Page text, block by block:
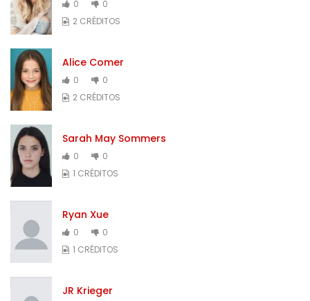
0
0
2 CRÉDITOS
Alice Comer
0
0
2 CRÉDITOS
Sarah May Sommers
0
0
1 CRÉDITOS
Ryan Xue
0
0
1 CRÉDITOS
JR Krieger